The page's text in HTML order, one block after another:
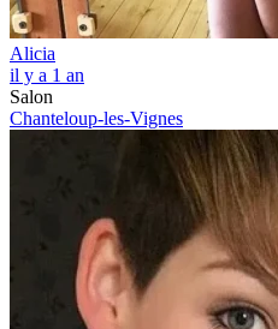
Alicia
il y a 1 an
Salon
Chanteloup-les-Vignes